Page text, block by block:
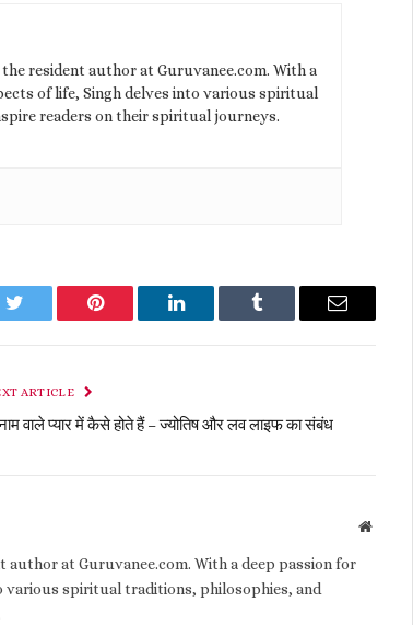
resident author at Guruvanee.com. With a
of life, Singh delves into various spiritual
readers on their spiritual journeys.
Twitter Pinterest LinkedIn Tumblr Email
ARTICLE
वाले प्यार में कैसे होते हैं – ज्योतिष और लव लाइफ का संबंध
Website
at Guruvanee.com. With a deep passion for
various spiritual traditions, philosophies, and